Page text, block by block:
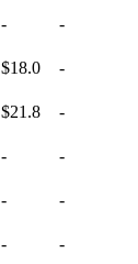
- -
$18.0 -
$21.8 -
- -
- -
- -